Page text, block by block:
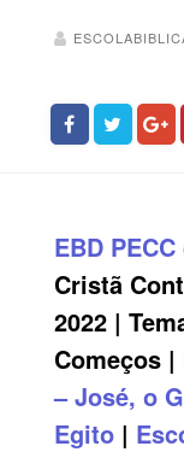
EBD PECC
Cristã
2022 |
Começos |
– José, o
Egito|